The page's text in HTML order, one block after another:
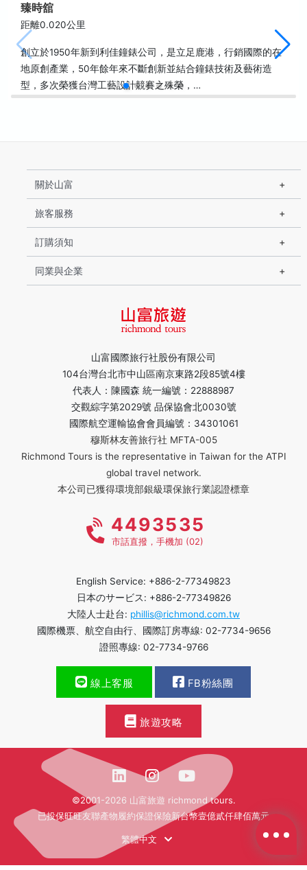
臻時舘
距離0.020公里
創立於1950年新到利佳鐘錶公司，是立足鹿港，行銷國際的在
地原創產業，50年餘年來不斷創新並結合鐘錶技術及藝術造
型，多次榮獲台灣工藝設計競賽之殊榮，…
山富國際旅行社股份有限公司
104台灣台北市中山區南京東路2段85號4樓
代表人：陳國森 統一編號：22888987
交觀綜字第2029號 品保協會北0030號
國際航空運輸協會會員編號：34301061
穆斯林友善旅行社 MFTA-005
Richmond Tours is the representative in Taiwan for the ATPI
global travel network.
本公司已獲得環境部銀級環保旅行業認證標章
關於山富
旅客服務
訂購須知
同業與企業
4493535
市話直撥，手機加 (02)
English Service: +886-2-77349823
日本のサービス: +886-2-77349826
大陸人士赴台: phillis@richmond.com.tw
國際機票、航空自由行、國際訂房專線: 02-7734-9656
證照專線: 02-7734-9766
線上客服 FB粉絲團
旅遊攻略
©2001-2026 山富旅遊 richmond tours.
已投保旺旺友聯產物履約保證保險新台幣壹億貳仟肆佰萬元
繁體中文